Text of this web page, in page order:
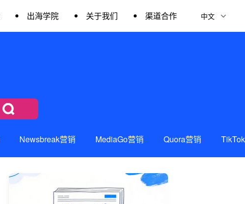
出海学院 关于我们 渠道合作
Newsbreak营销 MediaGo营销 Quora营销